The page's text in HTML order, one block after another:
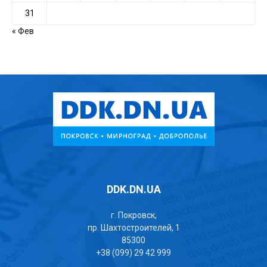
31
« Фев
DDK.DN.UA
г. Покровск,
пр. Шахтостроителей, 1
85300
+38 (099) 29 42 999